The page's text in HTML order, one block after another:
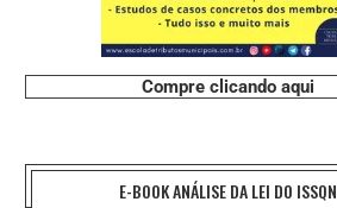
Compre clicando aqui
E-BOOK ANÁLISE DA LEI DO ISSQN